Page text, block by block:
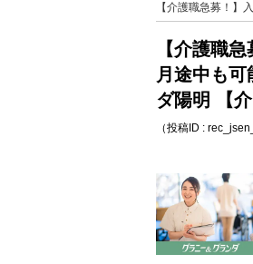
【介護職急募！】
【介護職
月途中も
ダ陽明 【
（投稿ID :